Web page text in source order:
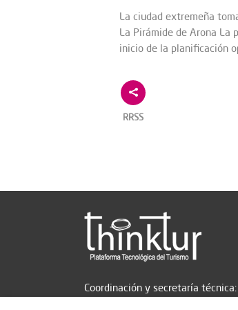
La ciudad extremeña
La Pirámide de Arona La
inicio de la planificación
RRSS
Coordinación y secretaría técnica: